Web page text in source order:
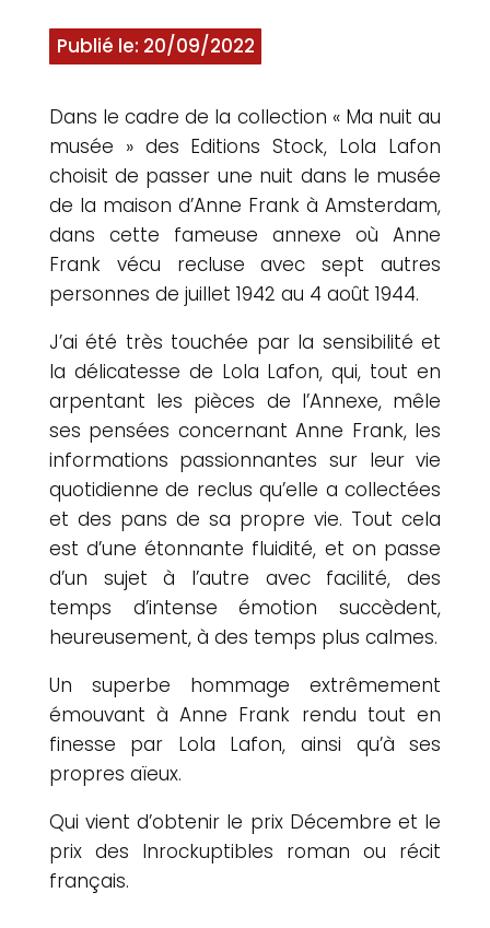
Publié le: 20/09/2022
Dans le cadre de la collection « Ma nuit au
musée » des Editions Stock, Lola Lafon
choisit de passer une nuit dans le musée
de la maison d’Anne Frank à Amsterdam,
dans cette fameuse annexe où Anne
Frank vécu recluse avec sept autres
personnes de juillet 1942 au 4 août 1944.
J’ai été très touchée par la sensibilité et
la délicatesse de Lola Lafon, qui, tout en
arpentant les pièces de l’Annexe, mêle
ses pensées concernant Anne Frank, les
informations passionnantes sur leur vie
quotidienne de reclus qu’elle a collectées
et des pans de sa propre vie. Tout cela
est d’une étonnante fluidité, et on passe
d’un sujet à l’autre avec facilité, des
temps d’intense émotion succèdent,
heureusement, à des temps plus calmes.
Un superbe hommage extrêmement
émouvant à Anne Frank rendu tout en
finesse par Lola Lafon, ainsi qu’à ses
propres aïeux.
Qui vient d’obtenir le prix Décembre et le
prix des Inrockuptibles roman ou récit
français.